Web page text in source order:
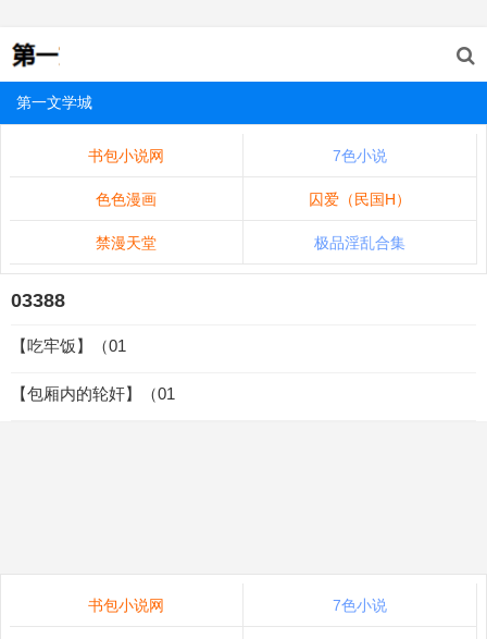
第一文学城
书包小说网 7色小说
色色漫画 囚爱（民国H）
禁漫天堂 极品淫乱合集
03388
【吃牢饭】（01
【包厢内的轮奸】（01
书包小说网 7色小说